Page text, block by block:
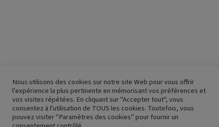
Nous utilisons des cookies sur notre site Web pour vous offrir
l'expérience la plus pertinente en mémorisant vos préférences et
vos visites répétées. En cliquant sur "Accepter tout", vous
consentez à l'utilisation de TOUS les cookies. Toutefois, vous
pouvez visiter "Paramètres des cookies" pour fournir un